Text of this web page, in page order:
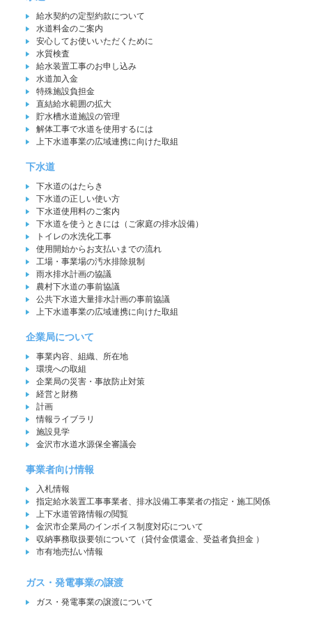
給水契約の定型約款について
水道料金のご案内
安心してお使いいただくために
水質検査
給水装置工事のお申し込み
水道加入金
特殊施設負担金
直結給水範囲の拡大
貯水槽水道施設の管理
解体工事で水道を使用するには
上下水道事業の広域連携に向けた取組
下水道
下水道のはたらき
下水道の正しい使い方
下水道使用料のご案内
下水道を使うときには（ご家庭の排水設備）
トイレの水洗化工事
使用開始からお支払いまでの流れ
工場・事業場の汚水排除規制
雨水排水計画の協議
農村下水道の事前協議
公共下水道大量排水計画の事前協議
上下水道事業の広域連携に向けた取組
企業局について
事業内容、組織、所在地
環境への取組
企業局の災害・事故防止対策
経営と財務
計画
情報ライブラリ
施設見学
金沢市水道水源保全審議会
事業者向け情報
入札情報
指定給水装置工事事業者、排水設備工事業者の指定・施工関係
上下水道管路情報の閲覧
金沢市企業局のインボイス制度対応について
収納事務取扱要領について（貸付金償還金、受益者負担金 ）
市有地売払い情報
ガス・発電事業の譲渡
ガス・発電事業の譲渡について